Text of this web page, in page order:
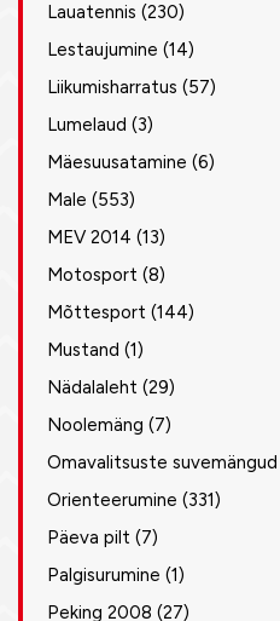
Lauatennis (230)
Lestaujumine (14)
Liikumisharratus (57)
Lumelaud (3)
Mäesuusatamine (6)
Male (553)
MEV 2014 (13)
Motosport (8)
Mõttesport (144)
Mustand (1)
Nädalaleht (29)
Noolemäng (7)
Omavalitsuste suvemängud
Orienteerumine (331)
Päeva pilt (7)
Palgisurumine (1)
Peking 2008 (27)